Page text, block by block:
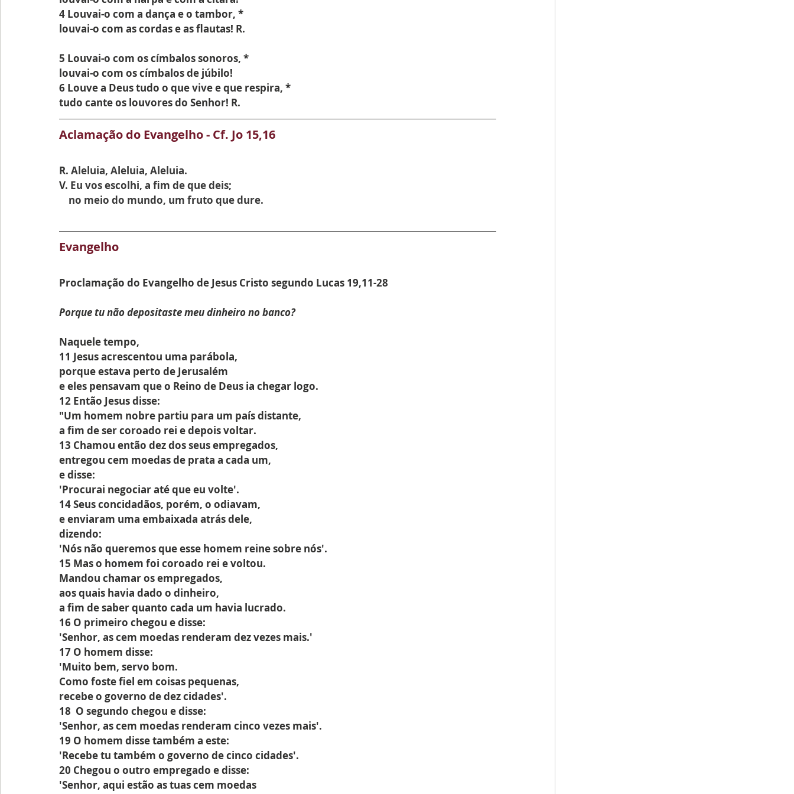
4 Louvai-o com a dança e o tambor, *
louvai-o com as cordas e as flautas! R.
5 Louvai-o com os címbalos sonoros, *
louvai-o com os címbalos de júbilo!
6 Louve a Deus tudo o que vive e que respira, *
tudo cante os louvores do Senhor! R.
Aclamação do Evangelho - Cf. Jo 15,16
R. Aleluia, Aleluia, Aleluia.
V. Eu vos escolhi, a fim de que deis;
    no meio do mundo, um fruto que dure.
Evangelho
Proclamação do Evangelho de Jesus Cristo segundo Lucas 19,11-28
Porque tu não depositaste meu dinheiro no banco?
Naquele tempo,
11 Jesus acrescentou uma parábola,
porque estava perto de Jerusalém
e eles pensavam que o Reino de Deus ia chegar logo.
12 Então Jesus disse:
"Um homem nobre partiu para um país distante,
a fim de ser coroado rei e depois voltar.
13 Chamou então dez dos seus empregados,
entregou cem moedas de prata a cada um,
e disse:
'Procurai negociar até que eu volte'.
14 Seus concidadãos, porém, o odiavam,
e enviaram uma embaixada atrás dele,
dizendo:
'Nós não queremos que esse homem reine sobre nós'.
15 Mas o homem foi coroado rei e voltou.
Mandou chamar os empregados,
aos quais havia dado o dinheiro,
a fim de saber quanto cada um havia lucrado.
16 O primeiro chegou e disse:
'Senhor, as cem moedas renderam dez vezes mais.'
17 O homem disse:
'Muito bem, servo bom.
Como foste fiel em coisas pequenas,
recebe o governo de dez cidades'.
18  O segundo chegou e disse:
'Senhor, as cem moedas renderam cinco vezes mais'.
19 O homem disse também a este:
'Recebe tu também o governo de cinco cidades'.
20 Chegou o outro empregado e disse:
'Senhor, aqui estão as tuas cem moedas